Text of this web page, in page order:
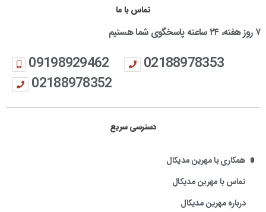
تماس با ما
۷ روز هفته، ۲۴ ساعته پاسخگوی شما هستیم
09198929462
02188978353
02188978352
دسترسی سریع
همکاری با مهرین مدیکال
تماس با مهرین مدیکال
درباره مهرین مدیکال